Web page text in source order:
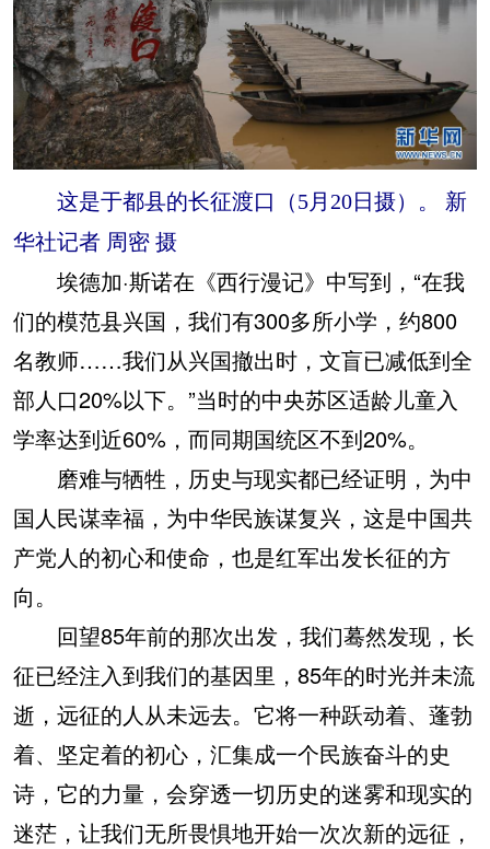
这是于都县的长征渡口（5月20日摄）。 新
华社记者 周密 摄
埃德加·斯诺在《西行漫记》中写到，“在我
们的模范县兴国，我们有300多所小学，约800
名教师……我们从兴国撤出时，文盲已减低到全
部人口20%以下。”当时的中央苏区适龄儿童入
学率达到近60%，而同期国统区不到20%。
磨难与牺牲，历史与现实都已经证明，为中
国人民谋幸福，为中华民族谋复兴，这是中国共
产党人的初心和使命，也是红军出发长征的方
向。
回望85年前的那次出发，我们蓦然发现，长
征已经注入到我们的基因里，85年的时光并未流
逝，远征的人从未远去。它将一种跃动着、蓬勃
着、坚定着的初心，汇集成一个民族奋斗的史
诗，它的力量，会穿透一切历史的迷雾和现实的
迷茫，让我们无所畏惧地开始一次次新的远征，